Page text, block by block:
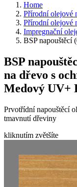
Home
Přírodní olejové
Přírodní olejové
Impregnační
BSP napouštěcí
BSP
na dřevo s
Medový UV+
Prvotřídní napouštěcí
tmavnutí dřeviny
kliknutím zvětšíte